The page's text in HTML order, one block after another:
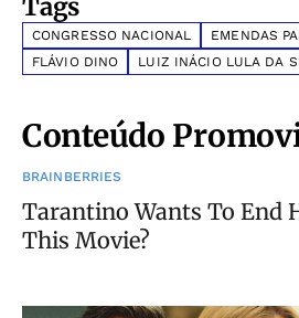
Tags
CONGRESSO NACIONAL
EMENDAS
FLÁVIO DINO
LUIZ INÁCIO LULA DA